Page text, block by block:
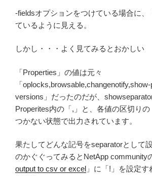
-fieldsオプションをつけている場合に、
ているように見える。
しかし・・・よく見てみるとおかしい
「Properties」の値は元々
「
versions」だったのだが、
Properites内の「,」と、各値の区切り
つかない状態で出力されています。
果たしてどんな記号をseparatorとして
のかぐぐってみるとNetApp community
output to csv or excel 」に「!」を設定